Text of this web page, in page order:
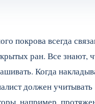
покрова всегда
ран. Все знают,
Когда
должен учитывать
например,